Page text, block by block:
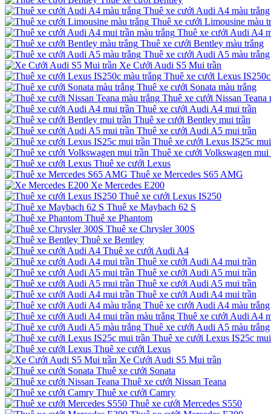
Thuê xe cưới Audi A4 màu trắng
Thuê xe cưới Limousine màu
Thuê xe cưới Audi A4
Thuê xe cưới Bentley màu trắng
Thuê xe cưới Audi A5 màu trắng
Xe Cưới Audi S5 Mui trần
Thuê xe cưới Lexus
Thuê xe cưới Sonata màu trắng
Thuê xe cưới Nissan Teana
Thuê xe cưới Audi A4 mui trần
Thuê xe cưới Bentley mui trần
Thuê xe cưới Audi A5 mui trần
Thuê xe cưới Lexus IS25c
Thuê xe cưới Volkswagen mui
Thuê xe cưới Lexus
Thuê xe Mercedes S65 AMG
Xe Mercedes E200
Thuê xe cưới Lexus IS250
Thuê xe Maybach 62 S
Thuê xe Phantom
Thuê xe Chrysler 300S
Thuê xe Bentley
Thuê xe cưới Audi A4
Thuê xe cưới Audi A4 mui trần
Thuê xe cưới Audi A5 mui trần
Thuê xe cưới Audi A5 mui trần
Thuê xe cưới Audi A4 mui trần
Thuê xe cưới Audi A4 màu trắng
Thuê xe cưới Audi A4
Thuê xe cưới Audi A5 màu trắng
Thuê xe cưới Lexus IS25c
Thuê xe cưới Lexus
Xe Cưới Audi S5 Mui trần
Thuê xe cưới Sonata
Thuê xe cưới Nissan Teana
Thuê xe cưới Camry
Thuê xe cưới Mercedes S550